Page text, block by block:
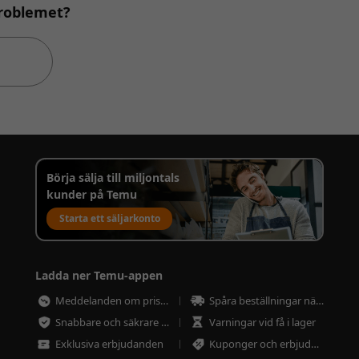
Börja sälja till miljontals
kunder på Temu
Starta ett säljarkonto
Ladda ner Temu-appen
Meddelanden om prissänkningar
Spåra beställningar närsomhelst
Snabbare och säkrare betalning
Varningar vid få i lager
Exklusiva erbjudanden
Kuponger och erbjudanden